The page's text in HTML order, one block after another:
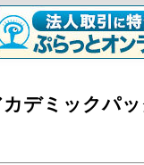
デミックパッ